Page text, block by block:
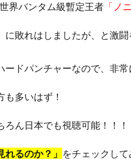
界バンタム級暫定王者 「ノ
に敗れはしましたが、と激
ドパンチャーなので、非常
多いはず！
ん日本でも視聴可能！！！
れるのか？」 をチェックして